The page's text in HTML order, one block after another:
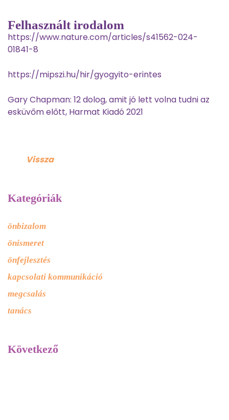
Felhasznált irodalom
https://www.nature.com/articles/s41562-024-
01841-8
https://mipszi.hu/hir/gyogyito-erintes
Gary Chapman: 12 dolog, amit jó lett volna tudni az
esküvőm előtt, Harmat Kiadó 2021
Vissza
Kategóriák
önbizalom
önismeret
önfejlesztés
kapcsolati kommunikáció
megcsalás
tanács
Következő